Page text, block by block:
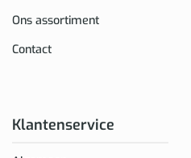
Ons assortiment
Contact
Klantenservice